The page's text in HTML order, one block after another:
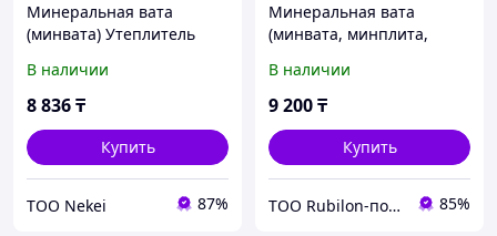
Минеральная вата
(минвата) Утеплитель
мм 9 кв. м
В наличии
8 836₸
Купить
ТОО Nekei 87%
Минеральная вата
(минвата, минплита,
Минеральная вата Knauf
Nord S33MR 50x600x1250
В наличии
9 200₸
Купить
ТОО Rubilon-поставщик №1 85%